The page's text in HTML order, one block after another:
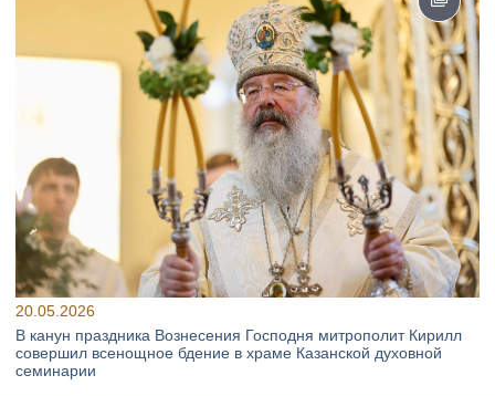
20.05.2026
В канун праздника Вознесения Господня митрополит Кирилл
совершил всенощное бдение в храме Казанской духовной
семинарии